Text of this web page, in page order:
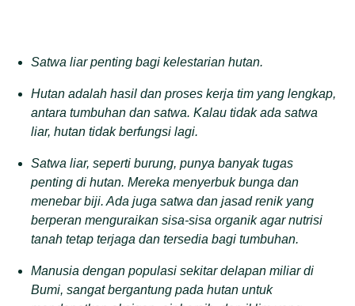
Satwa liarpenting bagi kelestarian hutan.
Hutan adalah hasil dan proses kerja tim yang lengkap,
antara tumbuhan dan satwa. Kalau tidak ada satwa
liar, hutan tidak berfungsi lagi.
Satwa liar, seperti burung, punya banyak tugas
penting di hutan. Merekamenyerbuk bunga dan
menebar biji. Ada jugasatwa dan jasad renik yang
berperan menguraikan sisa-sisa organik agar nutrisi
tanah tetap terjaga dan tersedia bagi tumbuhan.
Manusiadengan populasi sekitar delapan miliar di
Bumi,sangat bergantung pada hutan untuk